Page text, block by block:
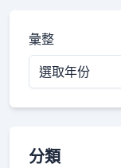
彙整
分類